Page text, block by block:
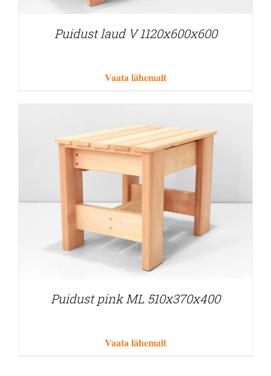
Puidust laud V 1120x600x600
Vaata lähemalt
Puidust pink ML 510x370x400
Vaata lähemalt